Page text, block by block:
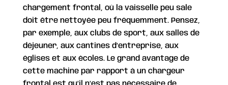
chargement frontal, où la vaisselle peu sale
doit être nettoyée peu fréquemment. Pensez,
par exemple, aux clubs de sport, aux salles de
déjeuner, aux cantines d’entreprise, aux
églises et aux écoles. Le grand avantage de
cette machine par rapport à un chargeur